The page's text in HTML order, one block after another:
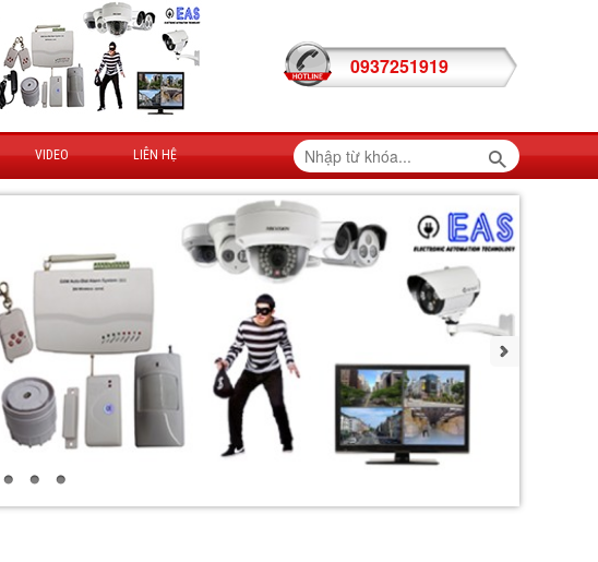
0937251919
VIDEO LIÊN HỆ